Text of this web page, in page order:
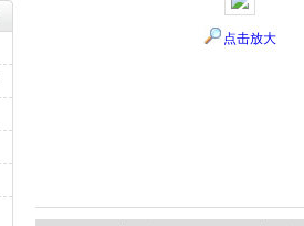
点击放大